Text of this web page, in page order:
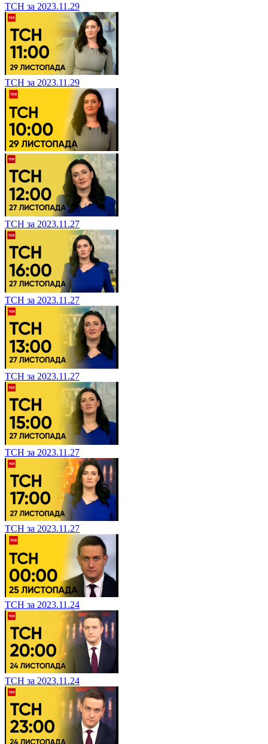
ТСН за 2023.11.29
ТСН за 2023.11.29
ТСН за 2023.11.27
ТСН за 2023.11.27
ТСН за 2023.11.27
ТСН за 2023.11.27
ТСН за 2023.11.27
ТСН за 2023.11.24
ТСН за 2023.11.24